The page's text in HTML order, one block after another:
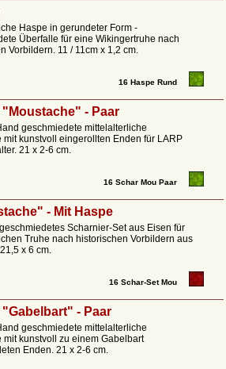
Haspe in gerundeter Form -
Überfalle für eine Wikingertruhe nach
Vorbildern. 11 / 11cm x 1,2 cm.
16 Haspe Rund
- Paar
geschmiedete mittelalterliche
mit kunstvoll eingerollten Enden für LARP
21 x 2-6 cm.
16 Schar Mou Paar
- Mit Haspe
Scharnier-Set aus Eisen für
Truhe nach historischen Vorbildern aus
x 6 cm.
16 Schar-Set Mou
- Paar
geschmiedete mittelalterliche
mit kunstvoll zu einem Gabelbart
Enden. 21 x 2-6 cm.